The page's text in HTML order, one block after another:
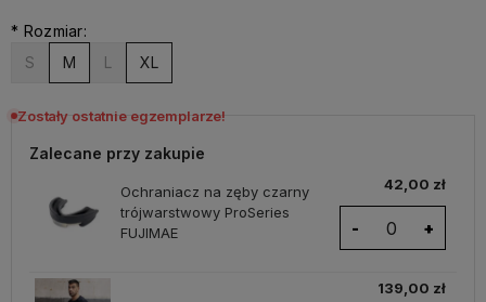
* Rozmiar:
S
M L XL
Zostały ostatnie egzemplarze!
Zalecane przy zakupie
Ochraniacz na zęby czarny
trójwarstwowy ProSeries
FUJIMAE
42,00 zł
- +
139,00 zł